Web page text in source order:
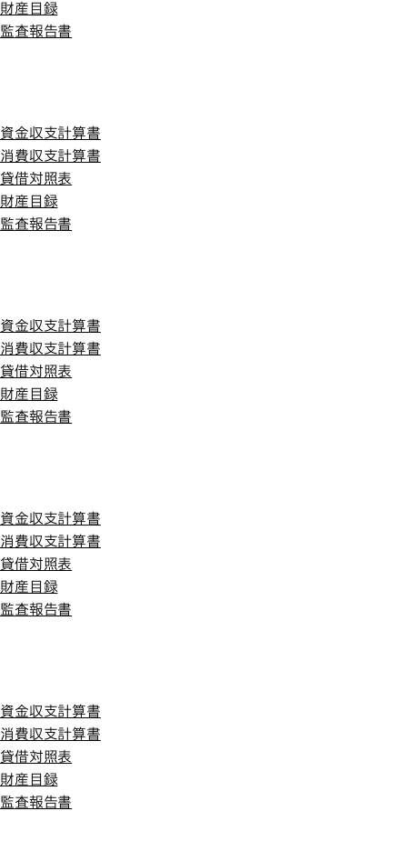
財産目録
監査報告書
平成26年度
資金収支計算書
消費収支計算書
貸借対照表
財産目録
監査報告書
平成25年度
資金収支計算書
消費収支計算書
貸借対照表
財産目録
監査報告書
平成24年度
資金収支計算書
消費収支計算書
貸借対照表
財産目録
監査報告書
平成23年度
資金収支計算書
消費収支計算書
貸借対照表
財産目録
監査報告書